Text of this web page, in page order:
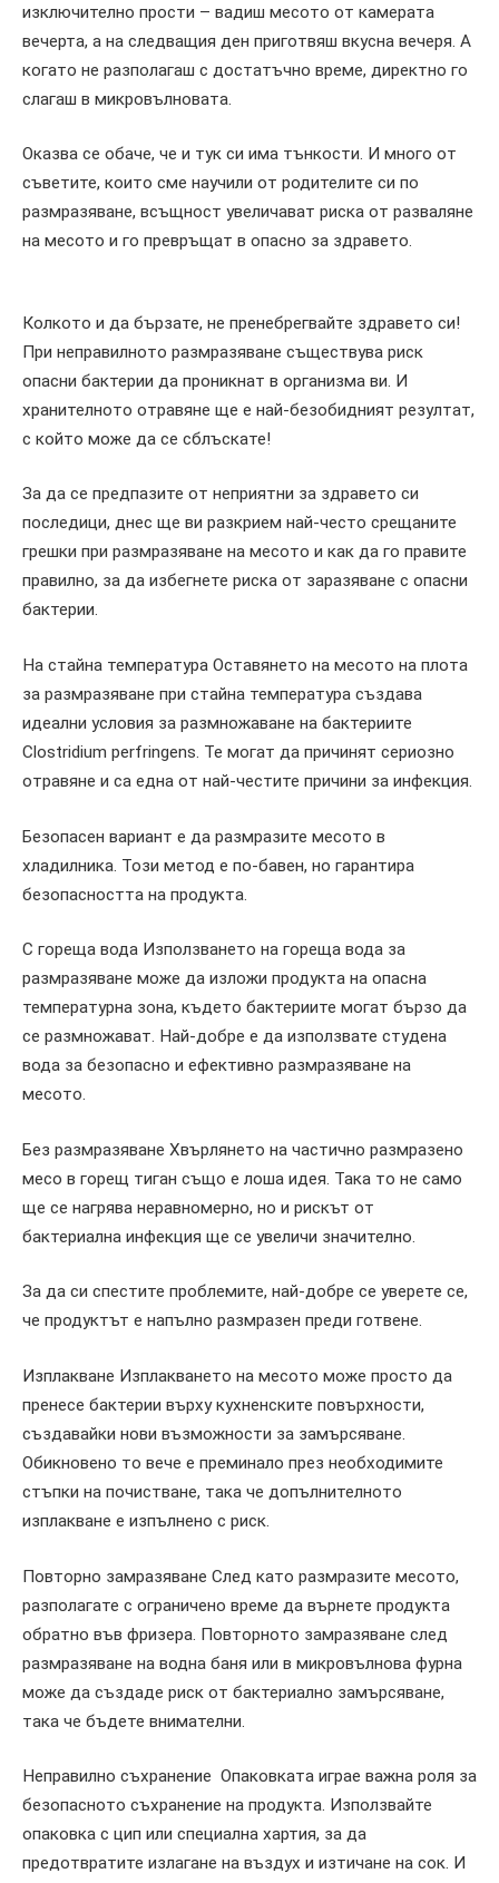
изключително прости – вадиш месото от камерата
вечерта, а на следващия ден приготвяш вкусна вечеря. А
когато не разполагаш с достатъчно време, директно го
слагаш в микровълновата.
Оказва се обаче, че и тук си има тънкости. И много от
съветите, които сме научили от родителите си по
размразяване, всъщност увеличават риска от разваляне
на месото и го превръщат в опасно за здравето.
Колкото и да бързате, не пренебрегвайте здравето си!
При неправилното размразяване съществува риск
опасни бактерии да проникнат в организма ви. И
хранителното отравяне ще е най-безобидният резултат,
с който може да се сблъскате!
За да се предпазите от неприятни за здравето си
последици, днес ще ви разкрием най-често срещаните
грешки при размразяване на месото и как да го правите
правилно, за да избегнете риска от заразяване с опасни
бактерии.
На стайна температура Оставянето на месото на плота
за размразяване при стайна температура създава
идеални условия за размножаване на бактериите
Clostridium perfringens. Те могат да причинят сериозно
отравяне и са една от най-честите причини за инфекция.
Безопасен вариант е да размразите месото в
хладилника. Този метод е по-бавен, но гарантира
безопасността на продукта.
С гореща вода Използването на гореща вода за
размразяване може да изложи продукта на опасна
температурна зона, където бактериите могат бързо да
се размножават. Най-добре е да използвате студена
вода за безопасно и ефективно размразяване на
месото.
Без размразяване Хвърлянето на частично размразено
месо в горещ тиган също е лоша идея. Така то не само
ще се нагрява неравномерно, но и рискът от
бактериална инфекция ще се увеличи значително.
За да си спестите проблемите, най-добре се уверете се,
че продуктът е напълно размразен преди готвене.
Изплакване Изплакването на месото може просто да
пренесе бактерии върху кухненските повърхности,
създавайки нови възможности за замърсяване.
Обикновено то вече е преминало през необходимите
стъпки на почистване, така че допълнителното
изплакване е изпълнено с риск.
Повторно замразяване След като размразите месото,
разполагате с ограничено време да върнете продукта
обратно във фризера. Повторното замразяване след
размразяване на водна баня или в микровълнова фурна
може да създаде риск от бактериално замърсяване,
така че бъдете внимателни.
Неправилно съхранение Опаковката играе важна роля за
безопасното съхранение на продукта. Използвайте
опаковка с цип или специална хартия, за да
предотвратите излагане на въздух и изтичане на сок. И